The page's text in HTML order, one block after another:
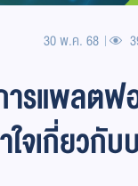
30 พ.ค. 68
ารแพลตฟ
ใจเกี่ยวกั